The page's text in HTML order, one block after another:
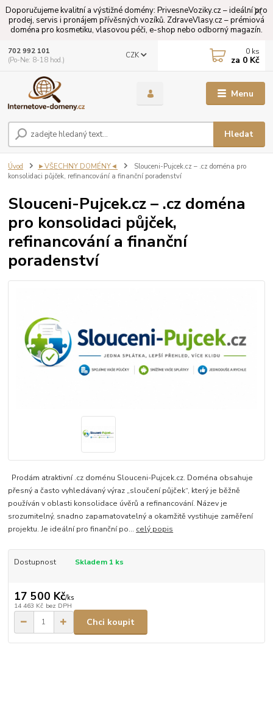
Doporučujeme kvalitní a výstižné domény: PrivesneVoziky.cz – ideální pro
prodej, servis i pronájem přívěsných vozíků. ZdraveVlasy.cz – prémiová
doména pro kosmetiku, vlasovou péči, e-shop nebo odborný magazín.
Menu
CZK
Hledat
702 992 101
(Po-Ne: 8-18 hod.)
0 ks
za 0 Kč
Úvod ►VŠECHNY DOMÉNY◄
Slouceni-Pujcek.cz – .cz doména pro
konsolidaci půjček, refinancování a finanční poradenství
Slouceni-Pujcek.cz – .cz doména
pro konsolidaci půjček,
refinancování a finanční
poradenství
Prodám atraktivní .cz doménu Slouceni-Pujcek.cz. Doména obsahuje
přesný a často vyhledávaný výraz „sloučení půjček“, který je běžně
používán v oblasti konsolidace úvěrů a refinancování. Název je
srozumitelný, snadno zapamatovatelný a okamžitě vystihuje zaměření
projektu. Je ideální pro finanční po... celý popis
Dostupnost Skladem 1 ks
17 500 Kč/ks
14 463 Kč bez DPH
Chci koupit